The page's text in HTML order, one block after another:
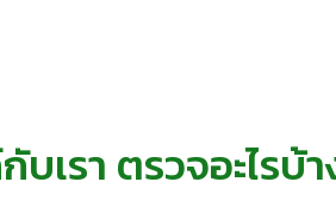
เรา ตรวจอะไรบ้า